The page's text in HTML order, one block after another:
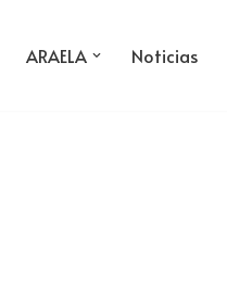
ARAELA Noticias